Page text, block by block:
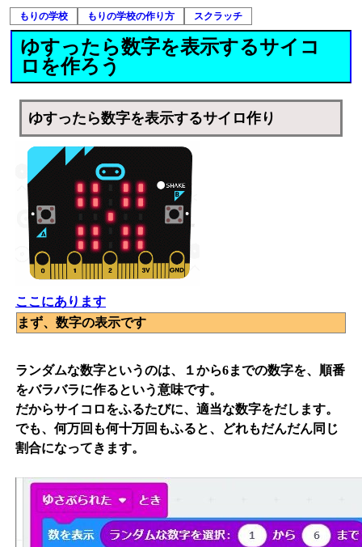
もりの学校 もりの学校の作り方 スクラッチ
ゆすったら数字を表示するサイコ
ロを作ろう
ゆすったら数字を表示するサイロ作り
ここにあります
まず、数字の表示です
ランダムな数字というのは、１から6までの数字を、順番
をバラバラに作るという意味です。
だからサイコロをふるたびに、適当な数字をだします。
でも、何万回も何十万回もふると、どれもだんだん同じ
割合になってきます。